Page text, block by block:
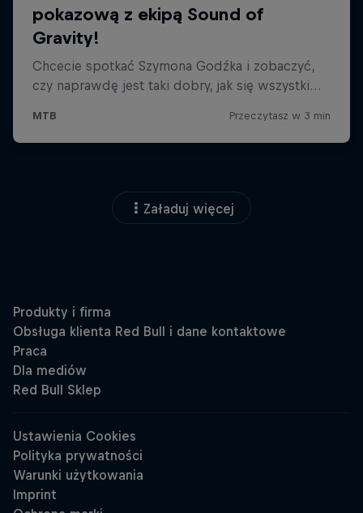
Załaduj więcej